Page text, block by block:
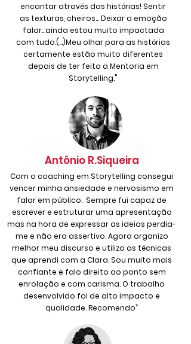
encantar através das histórias! Sentir
as texturas, cheiros... Deixar a emoção
falar...ainda estou muito impactada
com tudo.(...)Meu olhar para as histórias
certamente estão muito diferentes
depois de ter feito a Mentoria em
Storytelling."
Antônio R.Siqueira
Com o coaching em Storytelling consegui
vencer minha ansiedade e nervosismo em
falar em público. Sempre fui capaz de
escrever e estruturar uma apresentação
mas na hora de expressar as ideias perdia-
me e não era assertivo. Agora organizo
melhor meu discurso e utilizo as técnicas
que aprendi com a Clara. Sou muito mais
confiante e falo direito ao ponto sem
enrolação e com carisma. O trabalho
desenvolvido foi de alto impacto e
qualidade. Recomendo”